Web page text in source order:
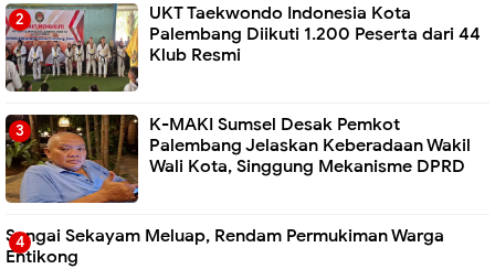
UKT Taekwondo Indonesia Kota
Palembang Diikuti 1.200 Peserta dari 44
Klub Resmi
K-MAKI Sumsel Desak Pemkot
Palembang Jelaskan Keberadaan Wakil
Wali Kota, Singgung Mekanisme DPRD
Sungai Sekayam Meluap, Rendam Permukiman Warga
Entikong